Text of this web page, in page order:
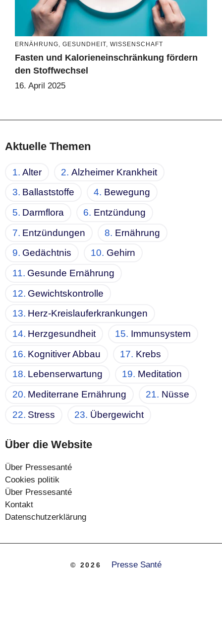
ERNÄHRUNG, GESUNDHEIT, WISSENSCHAFT
Fasten und Kalorieneinschränkung fördern
den Stoffwechsel
16. April 2025
Aktuelle Themen
Alter
Alzheimer Krankheit
Ballaststoffe
Bewegung
Darmflora
Entzündung
Entzündungen
Ernährung
Gedächtnis
Gehirn
Gesunde Ernährung
Gewichtskontrolle
Herz-Kreislauferkrankungen
Herzgesundheit
Immunsystem
Kognitiver Abbau
Krebs
Lebenserwartung
Meditation
Mediterrane Ernährung
Nüsse
Stress
Übergewicht
Über die Website
Über Pressesanté
Cookies politik
Über Pressesanté
Kontakt
Datenschutzerklärung
© 2026 Presse Santé